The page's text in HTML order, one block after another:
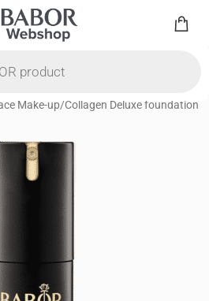
Make-up/Collagen Deluxe foundation